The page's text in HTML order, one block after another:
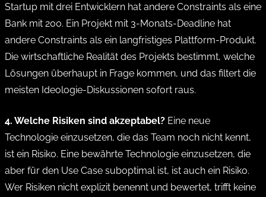
Startup mit drei Entwicklern hat andere Constraints als eine
Bank mit 200. Ein Projekt mit 3-Monats-Deadline hat
andere Constraints als ein langfristiges Plattform-Produkt.
Die wirtschaftliche Realität des Projekts bestimmt, welche
Lösungen überhaupt in Frage kommen, und das filtert die
meisten Ideologie-Diskussionen sofort raus.
4. Welche Risiken sind akzeptabel? Eine neue
Technologie einzusetzen, die das Team noch nicht kennt,
ist ein Risiko. Eine bewährte Technologie einzusetzen, die
aber für den Use Case suboptimal ist, ist auch ein Risiko.
Wer Risiken nicht explizit benennt und bewertet, trifft keine